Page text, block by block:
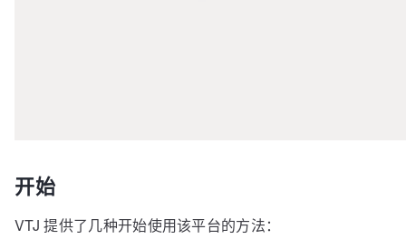
开始
VTJ 提供了几种开始使用该平台的方法：